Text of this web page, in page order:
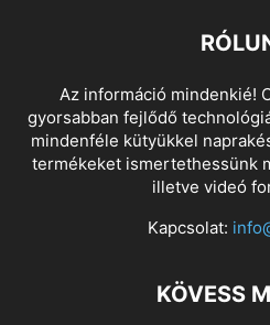
Az információ mindenkié!
gyorsabban fejlődő
mindenféle kütyükkel
termékeket ismertethessünk
illetve videó
Kapcsolat:
KÖVESS